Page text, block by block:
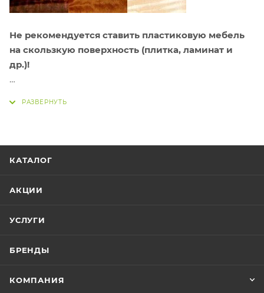
Не рекомендуется ставить пластиковую мебель
на скользкую поверхность (плитка, ламинат и
др.)!
КАТАЛОГ
АКЦИИ
УСЛУГИ
БРЕНДЫ
КОМПАНИЯ